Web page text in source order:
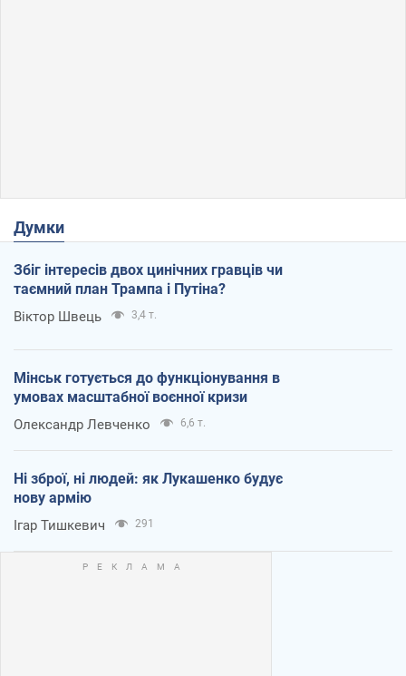
Думки
Збіг інтересів двох цинічних гравців чи
таємний план Трампа і Путіна?
Віктор Швець 3,4 т.
Мінськ готується до функціонування в
умовах масштабної воєнної кризи
Олександр Левченко 6,6 т.
Ні зброї, ні людей: як Лукашенко будує
нову армію
Ігар Тишкевич 291